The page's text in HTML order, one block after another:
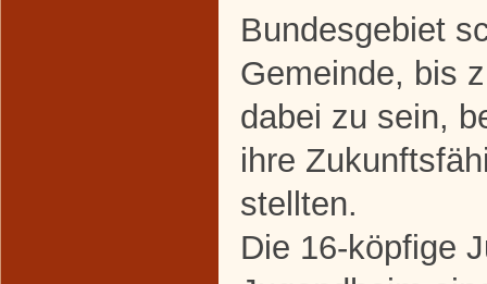
Bundesgebiet
Gemeinde, bis
dabei zu sein,
ihre
stellten.
Die 16-köpfige